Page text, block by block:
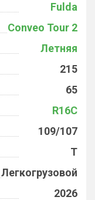
Fulda
Conveo Tour 2
Летняя
215
65
R16C
109/107
T
Легкогрузовой
2026